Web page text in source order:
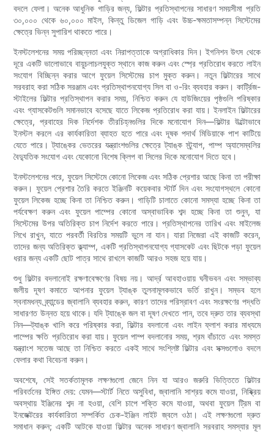
বদলে ফেলা। অনেক আধুনিক গাড়ির জন্য, ফিল্টার প্রতিস্থাপনের সাধারণ সময়সীমা প্রতি
৩০,০০০ থেকে ৬০,০০০ মাইল, কিন্তু ডিজেল গাড়ি এবং উচ্চ-ক্ষমতাসম্পন্ন সিস্টেমের
ক্ষেত্রে ভিন্ন সুপারিশ থাকতে পারে।
ইনস্টলেশনের সময় পরিচ্ছন্নতা এবং নিরাপত্তাকে অগ্রাধিকার দিন। ইগনিশন উৎস থেকে
দূরে একটি ভালোভাবে বায়ুচলাচলযুক্ত স্থানে কাজ করুন এবং স্প্রে প্রতিরোধ করতে লাইন
সংযোগ বিচ্ছিন্ন করার আগে ফুয়েল সিস্টেমের চাপ মুক্ত করুন। নতুন ফিল্টারের সাথে
সরবরাহ করা সঠিক সরঞ্জাম এবং প্রতিস্থাপনযোগ্য সিল বা ও-রিং ব্যবহার করুন। কার্ট্রিজ-
স্টাইলের ফিল্টার প্রতিস্থাপন করার সময়, নিশ্চিত করুন যে হাউজিংয়ের পৃষ্ঠগুলি পরিষ্কার
এবং গ্যাসকেটগুলি সমানভাবে বসেছে যাতে লিকেজ প্রতিরোধ করা যায়। ইনলাইন ফিল্টারের
ক্ষেত্রে, প্রবাহের দিক নির্দেশক তীরচিহ্নগুলির দিকে মনোযোগ দিন—ফিল্টার উল্টোভাবে
ইনস্টল করলে এর কার্যকারিতা ব্যাহত হতে পারে এবং দূষক পদার্থ মিডিয়াকে পাশ কাটিয়ে
যেতে পারে। ট্যাঙ্কের ভেতরের যন্ত্রাংশগুলির ক্ষেত্রে ট্যাঙ্ক স্ট্র্যাপ, পাম্প অ্যাসেম্বলির
বৈদ্যুতিক সংযোগ এবং যেকোনো বিশেষ ক্লিপ বা সিলের দিকে মনোযোগ দিতে হবে।
ইনস্টলেশনের পরে, ফুয়েল সিস্টেমে কোনো লিকেজ এবং সঠিক প্রেশার আছে কিনা তা পরীক্ষা
করুন। ফুয়েল প্রেশার তৈরি করতে ইঞ্জিনটি কয়েকবার স্টার্ট দিন এবং সংযোগস্থলে কোনো
ফুয়েল লিকেজ হচ্ছে কিনা তা নিশ্চিত করুন। গাড়িটি চালাতে কোনো সমস্যা হচ্ছে কিনা তা
পর্যবেক্ষণ করুন এবং ফুয়েল পাম্পের কোনো অস্বাভাবিক শব্দ হচ্ছে কিনা তা শুনুন, যা
সিস্টেমের উপর অতিরিক্ত চাপ নির্দেশ করতে পারে। প্রতিস্থাপনের তারিখ এবং মাইলেজ
লিখে রাখুন, যাতে পরবর্তী বিরতির সময়টি ভুলে না যান। যারা নিজেরা এই কাজটি করেন,
তাদের জন্য অতিরিক্ত ক্ল্যাম্প, একটি প্রতিস্থাপনযোগ্য গ্যাসকেট এবং ছিটকে পড়া ফুয়েল
ধরার জন্য একটি ছোট পাত্র সাথে রাখলে কাজটি আরও সহজ হয়ে যায়।
শুধু ফিল্টার বদলানোই রক্ষণাবেক্ষণের বিষয় নয়। আর্দ্র আবহাওয়ায় ঘনীভবন এবং সম্ভাব্য
জলীয় দূষণ কমাতে আপনার ফুয়েল ট্যাঙ্ক তুলনামূলকভাবে ভর্তি রাখুন। সম্ভব হলে
স্বনামধন্য ব্র্যান্ডের জ্বালানি ব্যবহার করুন, কারণ তাদের পরিস্রাবণ এবং সংরক্ষণের পদ্ধতি
সাধারণত উন্নত হয়ে থাকে। যদি ট্যাঙ্কে জল বা দূষণ দেখতে পান, তবে দ্রুত তার ব্যবস্থা
নিন—ট্যাঙ্ক খালি করে পরিষ্কার করা, ফিল্টার বদলানো এবং লাইন ফ্লাশ করার মাধ্যমে
পাম্পের ক্ষতি প্রতিরোধ করা যায়। ফুয়েল পাম্প বদলানোর সময়, শ্রম বাঁচাতে এবং সমস্ত
যন্ত্রাংশ সতেজ আছে তা নিশ্চিত করতে একই সাথে সংশ্লিষ্ট ফিল্টার এবং সক্সগুলোও বদলে
ফেলার কথা বিবেচনা করুন।
অবশেষে, সেই সতর্কতামূলক লক্ষণগুলো জেনে নিন যা আরও জরুরি ভিত্তিতে ফিল্টার
পরিবর্তনের ইঙ্গিত দেয়: যেমন—স্টার্ট নিতে অসুবিধা, জ্বালানি সাশ্রয় কমে যাওয়া, নিষ্ক্রিয়
অবস্থায় ইঞ্জিনের শব্দ না হওয়া, বেশি চাপে শক্তি কমে যাওয়া, অথবা ফুয়েল ট্রিম বা
ইনজেক্টরের কার্যকারিতা সম্পর্কিত চেক-ইঞ্জিন লাইট জ্বলে ওঠা। এই লক্ষণগুলো দ্রুত
সমাধান করুন; একটি আটকে যাওয়া ফিল্টার অনেক সাধারণ জ্বালানি সরবরাহ সমস্যার মূল